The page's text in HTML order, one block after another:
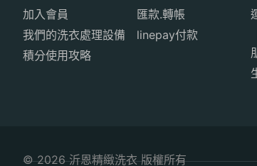
加入會員
我們的洗衣處理設備
積分使用攻略
匯款.轉帳
linepay付款
© 2026 沂恩精緻洗衣 版權所有